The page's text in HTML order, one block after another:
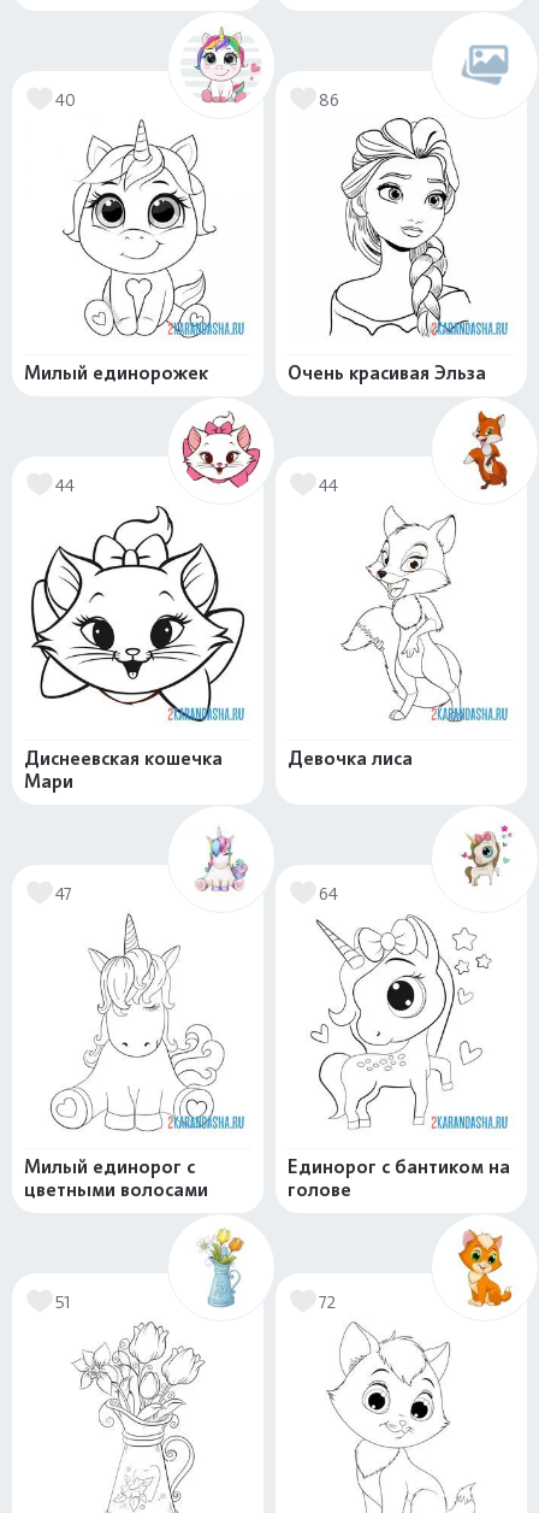
40
Милый единорожек
86
Очень красивая Эльза
44
Диснеевская кошечка
Мари
44
Девочка лиса
47
Милый единорог с
цветными волосами
64
Единорог с бантиком на
голове
51 72